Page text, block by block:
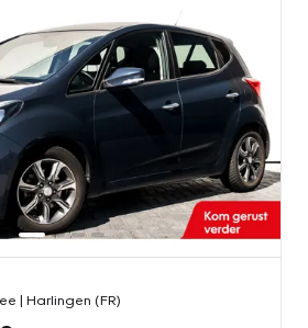
| Harlingen (FR)